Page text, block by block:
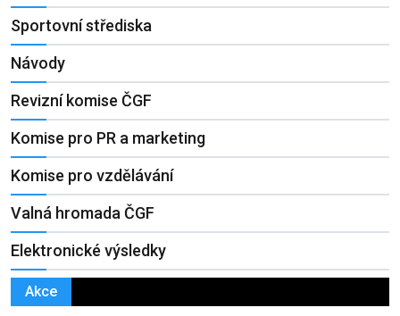
Sportovní střediska
Návody
Revizní komise ČGF
Komise pro PR a marketing
Komise pro vzdělávání
Valná hromada ČGF
Elektronické výsledky
Akce